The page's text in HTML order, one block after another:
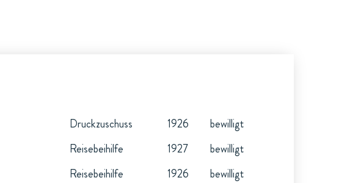
Druckzuschuss 1926
bewilligt
Reisebeihilfe 1927
bewilligt
Reisebeihilfe 1926 bewilligt